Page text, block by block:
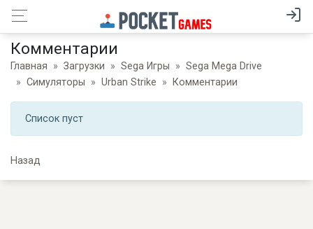
Комментарии
Главная Загрузки Sega Игры
Sega Mega Drive
Симуляторы
Urban Strike Комментарии
Список пуст
Назад